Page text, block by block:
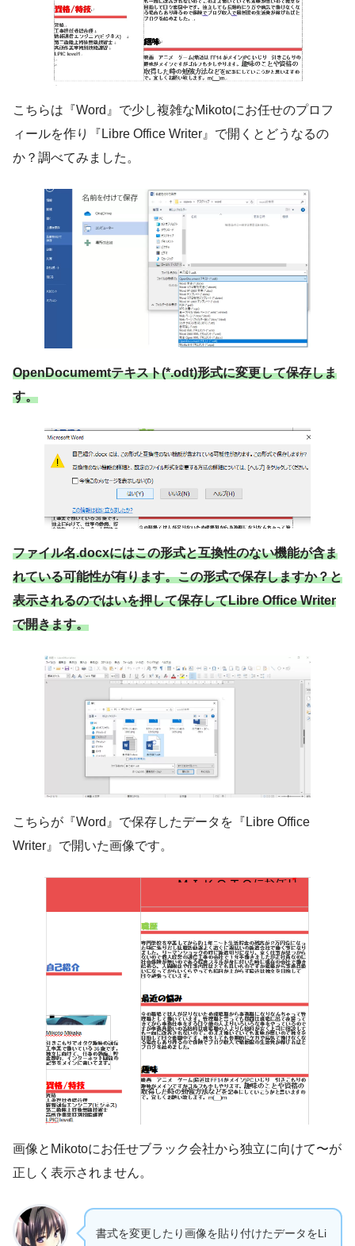
こちらは『Word』で少し複雑なMikotoにお任せのプロフ
ィールを作り『Libre Office Writer』で開くとどうなるの
か？調べてみました。
OpenDocumemtテキスト(*.odt)形式に変更して保存しま
す。
ファイル名.docxにはこの形式と互換性のない機能が含ま
れている可能性が有ります。この形式で保存しますか？と
表示されるのではいを押して保存してLibre Office Writer
で開きます。
こちらが『Word』で保存したデータを『Libre Office
Writer』で開いた画像です。
画像とMikotoにお任せブラック会社から独立に向けて〜が
正しく表示されません。
書式を変更したり画像を貼り付けたデータをLi